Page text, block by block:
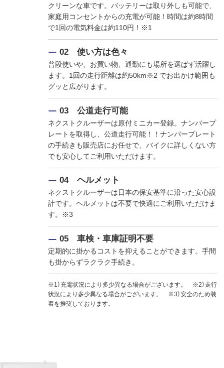
クリーンな車です。バッテリーは取り外しも可能で、
家庭用コンセントからの充電が可能！時間は約8時間
で1回の電気料金は約110円！※1
02 使い方は色々
普段使いや、お買い物、通勤にも場所を選ばず活躍し
ます。1回の走行距離は約50km※2 でお出かけ範囲も
グッと広がります。
03 公道走行可能
ネクストクルーザーは原付ミニカー登録。ナンバープ
レートを取得し、公道走行可能！！ナンバープレート
の手続きも販売店にお任せで、バイクに詳しくない方
でも安心してご利用いただけます。
04 ヘルメット
ネクストクルーザーは日本の保安基準に沿った安心設
計です。ヘルメットは不要で快適にご利用いただけま
す。※3
05 車検・車庫証明不要
定期的に掛かるコストを抑えることができます。手間
も掛からずラクラク手続き。
※1）充電状況により多少異なる場合がございます。 ※2）走行
状況により多少異なる場合がございます。 ※3）安全のため装
着を推奨しております。